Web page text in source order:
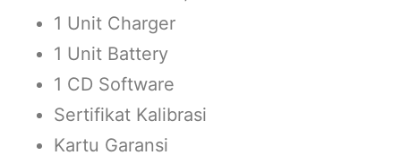
1 Unit Charger
1 Unit Battery
1 CD Software
Sertifikat Kalibrasi
Kartu Garansi